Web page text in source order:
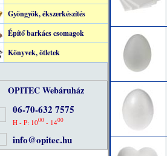
Gyöngyök, ékszerkészítés
Építő barkács csomagok
Könyvek, ötletek
OPITEC Webáruház
06-70-632 7575
H - P: 1000 - 1400
info@opitec.hu